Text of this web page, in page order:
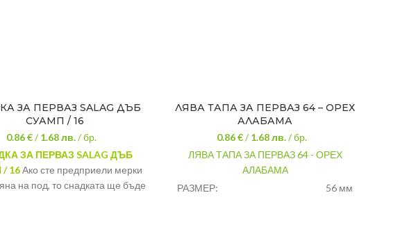
ЗА ПЕРВАЗ SALAG ДЪБ
СУАМП / 16
0.86 €/1.68лв. / бр.
ЗА ПЕРВАЗ SALAG ДЪБ
16Ако сте предприели мерки
на под, то снадката ще бъде
ЛЯВА ТАПА ЗА ПЕРВАЗ 64 – ОРЕХ
АЛАБАМА
0.86 €/1.68лв. / бр.
ЛЯВА ТАПА ЗА ПЕРВАЗ 64 - ОРЕХ
АЛАБАМА
РАЗМЕР:
56 мм